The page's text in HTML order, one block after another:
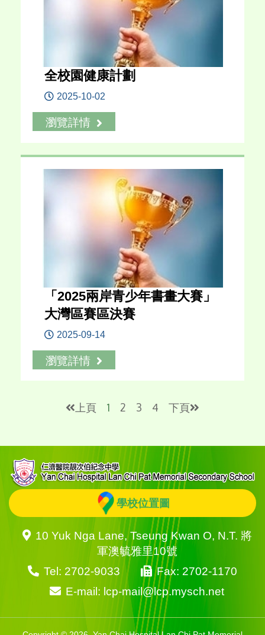
全校園健康計劃
2025-10-02
瀏覽詳情
「2025兩岸青少年書畫大賽」
大灣區賽區決賽
2025-09-14
瀏覽詳情
上頁 1 2 3 4 下頁
學校位置圖
10 Yuk Nga Lane, Tseung Kwan O, N.T. 將
軍澳毓雅里10號
Tel: 2702-9033
Fax: 2702-1170
E-mail: lcp-mail@lcp.mysch.net